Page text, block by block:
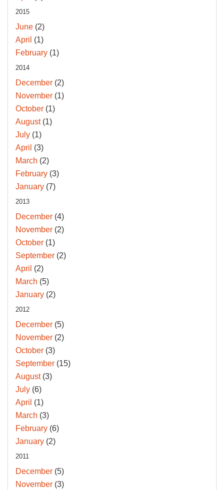
2015
June (2)
April (1)
February (1)
2014
December (2)
November (1)
October (1)
August(1)
July (1)
April (3)
March (2)
February (3)
January (7)
2013
December (4)
November (2)
October (1)
September (2)
April (2)
March (5)
January (2)
2012
December (5)
November (2)
October (3)
September (15)
August(3)
July (6)
April (1)
March (3)
February (6)
January (2)
2011
December (5)
November (3)